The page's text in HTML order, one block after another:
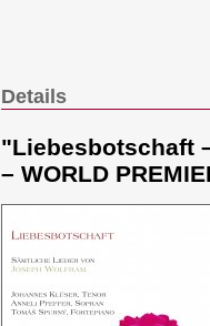
Details
"Liebesbotschaft
– WORLD